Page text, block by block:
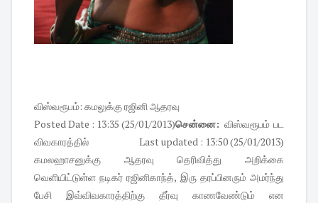
விஸ்வரூபம்: கமலுக்கு ரஜினி ஆதரவு
Posted Date : 13:35 (25/01/2013)
Last updated : 13:50 (25/01/2013)
சென்னை: விஸ்வரூபம் பட
விவகாரத்தில்
கமலஹாசனுக்கு ஆதரவு தெரிவித்து அறிக்கை
வெளியிட்டுள்ள நடிகர் ரஜினிகாந்த், இரு தரப்பினரும் அமர்ந்து
பேசி இவ்விவகாரத்திற்கு தீர்வு காணவேண்டும் என